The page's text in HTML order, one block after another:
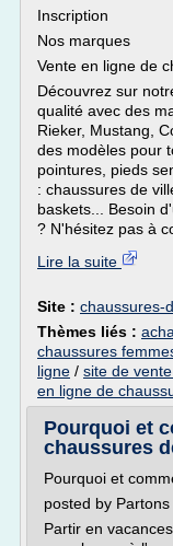
Inscription
Nos marques
Vente en ligne de
Découvrez sur
qualité avec des
Rieker, Mustang,
des modèles pour
pointures, pieds
: chaussures de
baskets... Besoin
? N'hésitez pas à
Lire la suite
Site : chaussures-
Thèmes liés :
chaussures
ligne / site de
en ligne de
Pourquoi et
chaussures
Pourquoi et
posted by
Partir en